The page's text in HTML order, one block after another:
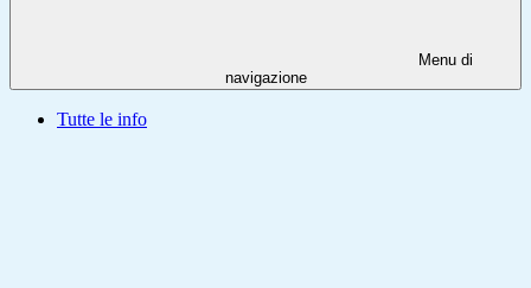
Menu di
navigazione
Tutte le info